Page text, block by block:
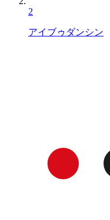
2
アイブゥダンシン